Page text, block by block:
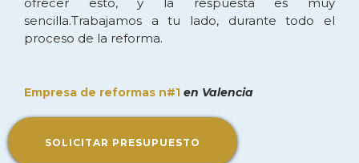
sencilla.Trabajamos a tu lado, durante todo el
proceso de la reforma.
Empresa de reformas n#1 en Valencia
SOLICITAR PRESUPUESTO